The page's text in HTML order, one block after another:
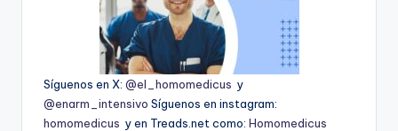
Síguenos en X: @el_homomedicus y
@enarm_intensivo Síguenos en instagram:
homomedicus y en Treads.net como: Homomedicus